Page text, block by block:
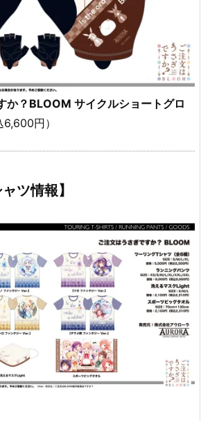
か？BLOOM サイクルショートグロ
円）
ツ情報】